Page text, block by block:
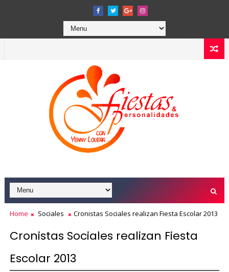
Home Sociales Cronistas Sociales realizan Fiesta Escolar 2013
Cronistas Sociales realizan Fiesta
Escolar 2013